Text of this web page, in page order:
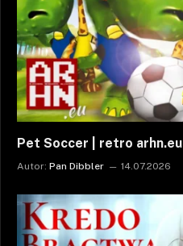
Pet Soccer | retro arhn.eu
Autor: Pan Dibbler 14.07.2026